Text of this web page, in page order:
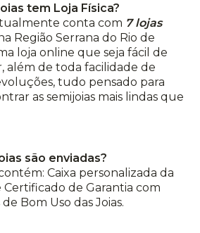
tem Loja Física?
conta com 7 lojas
Região Serrana do Rio de
loja online que seja fácil de
além de toda facilidade de
tudo pensado para
as semijoias mais lindas que
são enviadas?
Caixa personalizada da
Certificado de Garantia com
Bom Uso das Joias.